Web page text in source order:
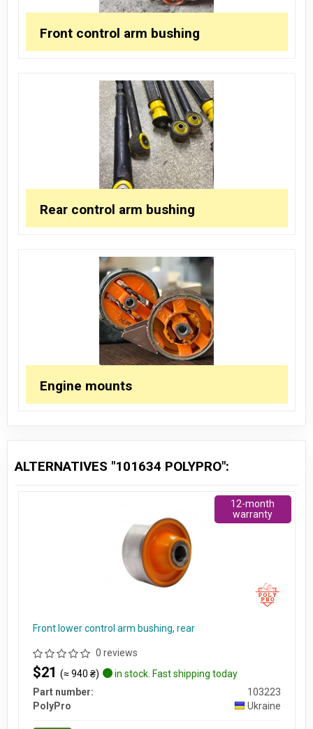
Front control arm bushing
Rear control arm bushing
Engine mounts
ALTERNATIVES "101634 POLYPRO":
Front lower control arm bushing, rear
0 reviews
$21 (≈ 940 ₴)
in stock. Fast shipping today
Part number:
103223
PolyPro
Ukraine
12-month
warranty